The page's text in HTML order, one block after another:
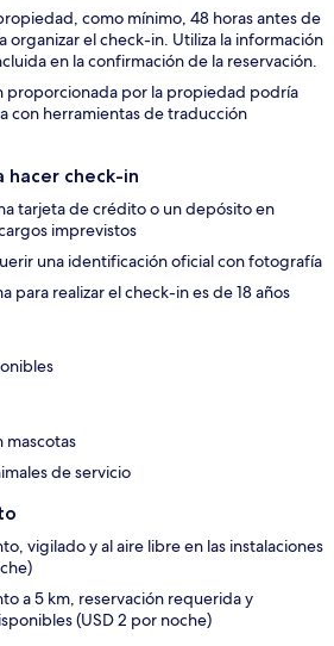
como mínimo, 48 horas antes de
organizar el check-in. Utiliza la información
en la confirmación de la reservación.
proporcionada por la propiedad podría
con herramientas de traducción
hacer check-in
tarjeta de crédito o un depósito en
imprevistos
una identificación oficial con fotografía
para realizar el check-in es de 18 años
mascotas
de servicio
vigilado y al aire libre en las instalaciones
a 5 km, reservación requerida y
(USD 2 por noche)